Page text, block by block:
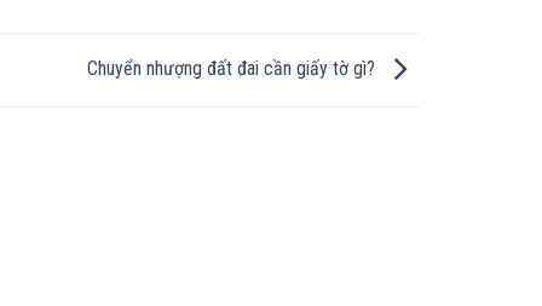
Chuyển nhượng đất đai cần giấy tờ gì?